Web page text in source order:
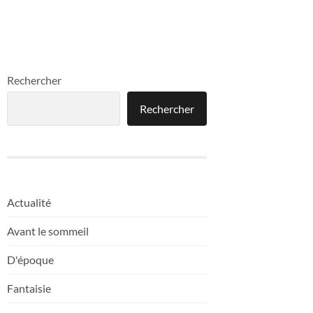
Rechercher
Rechercher
Actualité
Avant le sommeil
D'époque
Fantaisie